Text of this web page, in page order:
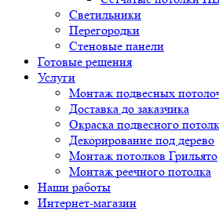
Светильники
Перегородки
Стеновые панели
Готовые решения
Услуги
Монтаж подвесных
Доставка до заказчика
Окраска подвесного
Декорирование под дерево
Монтаж потолков Грильято
Монтаж реечного потолка
Наши работы
Интернет-магазин